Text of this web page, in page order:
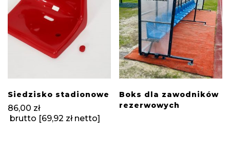
Siedzisko stadionowe
86,00 zł
brutto [69,92 złnetto]
Boks dla zawodników
rezerwowych